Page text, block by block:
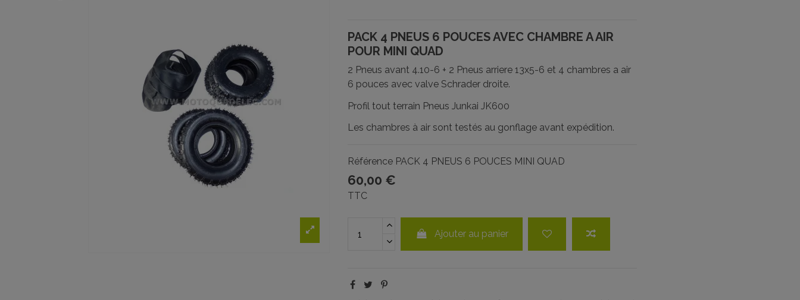
PACK 4 PNEUS 6 POUCES AVEC CHAMBRE A AIR
POUR MINI QUAD
2 Pneus avant 4.10-6 + 2 Pneus arriere 13x5-6 et 4 chambres a air
6 pouces avec valve Schrader droite.
Profil tout terrain Pneus Junkai JK600
Les chambres à air sont testés au gonflage avant expédition.
Référence PACK 4 PNEUS 6 POUCES MINI QUAD
60,00 €
TTC
Ajouter au panier